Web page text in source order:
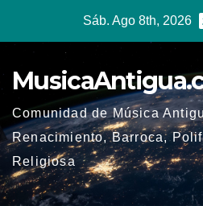
Sáb. Ago 8th, 2026
Comunidad de Música
Renacimiento, Barroca,
Religiosa